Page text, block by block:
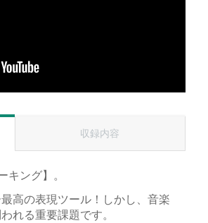
収録内容
キング】。
高の表現ツール！しかし、音楽
れる重要課題です。